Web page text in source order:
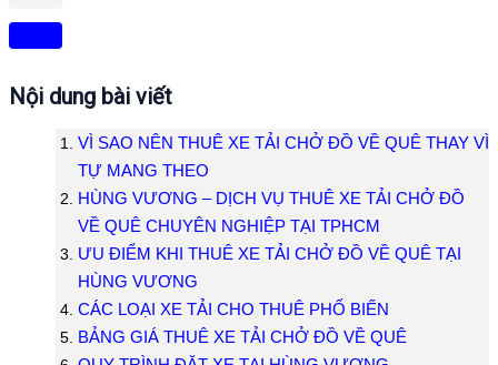
Nội dung bài viết
VÌ SAO NÊN THUÊ XE TẢI CHỞ ĐỒ VỀ QUÊ THAY VÌ
TỰ MANG THEO
HÙNG VƯƠNG – DỊCH VỤ THUÊ XE TẢI CHỞ ĐỒ
VỀ QUÊ CHUYÊN NGHIỆP TẠI TPHCM
ƯU ĐIỂM KHI THUÊ XE TẢI CHỞ ĐỒ VỀ QUÊ TẠI
HÙNG VƯƠNG
CÁC LOẠI XE TẢI CHO THUÊ PHỔ BIẾN
BẢNG GIÁ THUÊ XE TẢI CHỞ ĐỒ VỀ QUÊ